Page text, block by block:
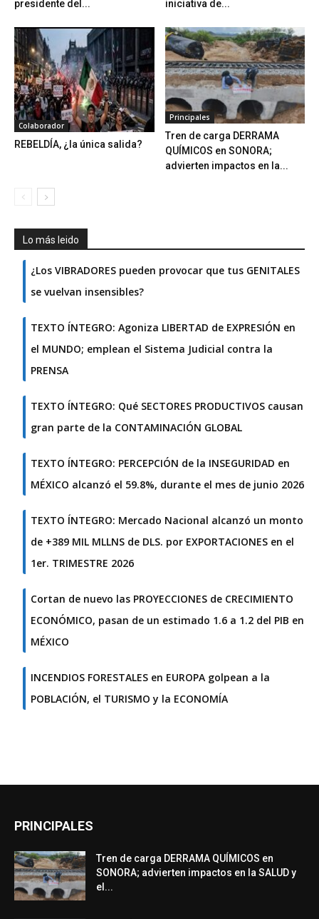
presidente del...
iniciativa de...
Colaborador
REBELDÍA, ¿la única salida?
Principales
Tren de carga DERRAMA
QUÍMICOS en SONORA;
advierten impactos en la...
Lo más leido
¿Los VIBRADORES pueden provocar que tus GENITALES
se vuelvan insensibles?
TEXTO ÍNTEGRO: Agoniza LIBERTAD de EXPRESIÓN en
el MUNDO; emplean el Sistema Judicial contra la
PRENSA
TEXTO ÍNTEGRO: Qué SECTORES PRODUCTIVOS causan
gran parte de la CONTAMINACIÓN GLOBAL
TEXTO ÍNTEGRO: PERCEPCIÓN de la INSEGURIDAD en
MÉXICO alcanzó el 59.8%, durante el mes de junio 2026
TEXTO ÍNTEGRO: Mercado Nacional alcanzó un monto
de +389 MIL MLLNS de DLS. por EXPORTACIONES en el
1er. TRIMESTRE 2026
Cortan de nuevo las PROYECCIONES de CRECIMIENTO
ECONÓMICO, pasan de un estimado 1.6 a 1.2 del PIB en
MÉXICO
INCENDIOS FORESTALES en EUROPA golpean a la
POBLACIÓN, el TURISMO y la ECONOMÍA
PRINCIPALES
Tren de carga DERRAMA QUÍMICOS en
SONORA; advierten impactos en la SALUD y
el...